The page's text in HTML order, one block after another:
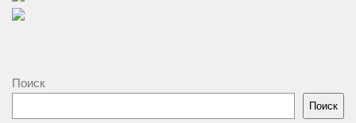
Поиск
Поиск